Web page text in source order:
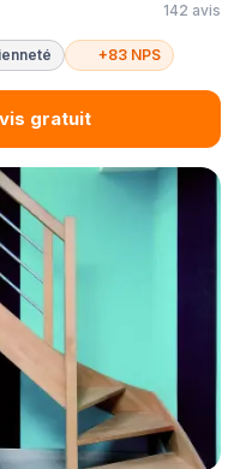
142 avis
+83 NPS
gratuit